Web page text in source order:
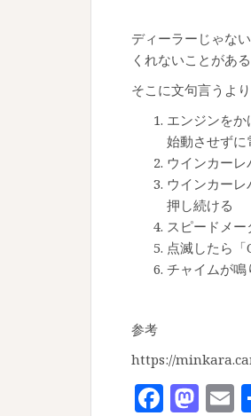
ディーラーじゃな
くれないことがある
そこに文句言うよ
エンジンをか
始動させずに
ウインカー
ウインカーレ
押し続ける
スピードメ
点滅したら「
チャイムが鳴
参考
https://
F M E